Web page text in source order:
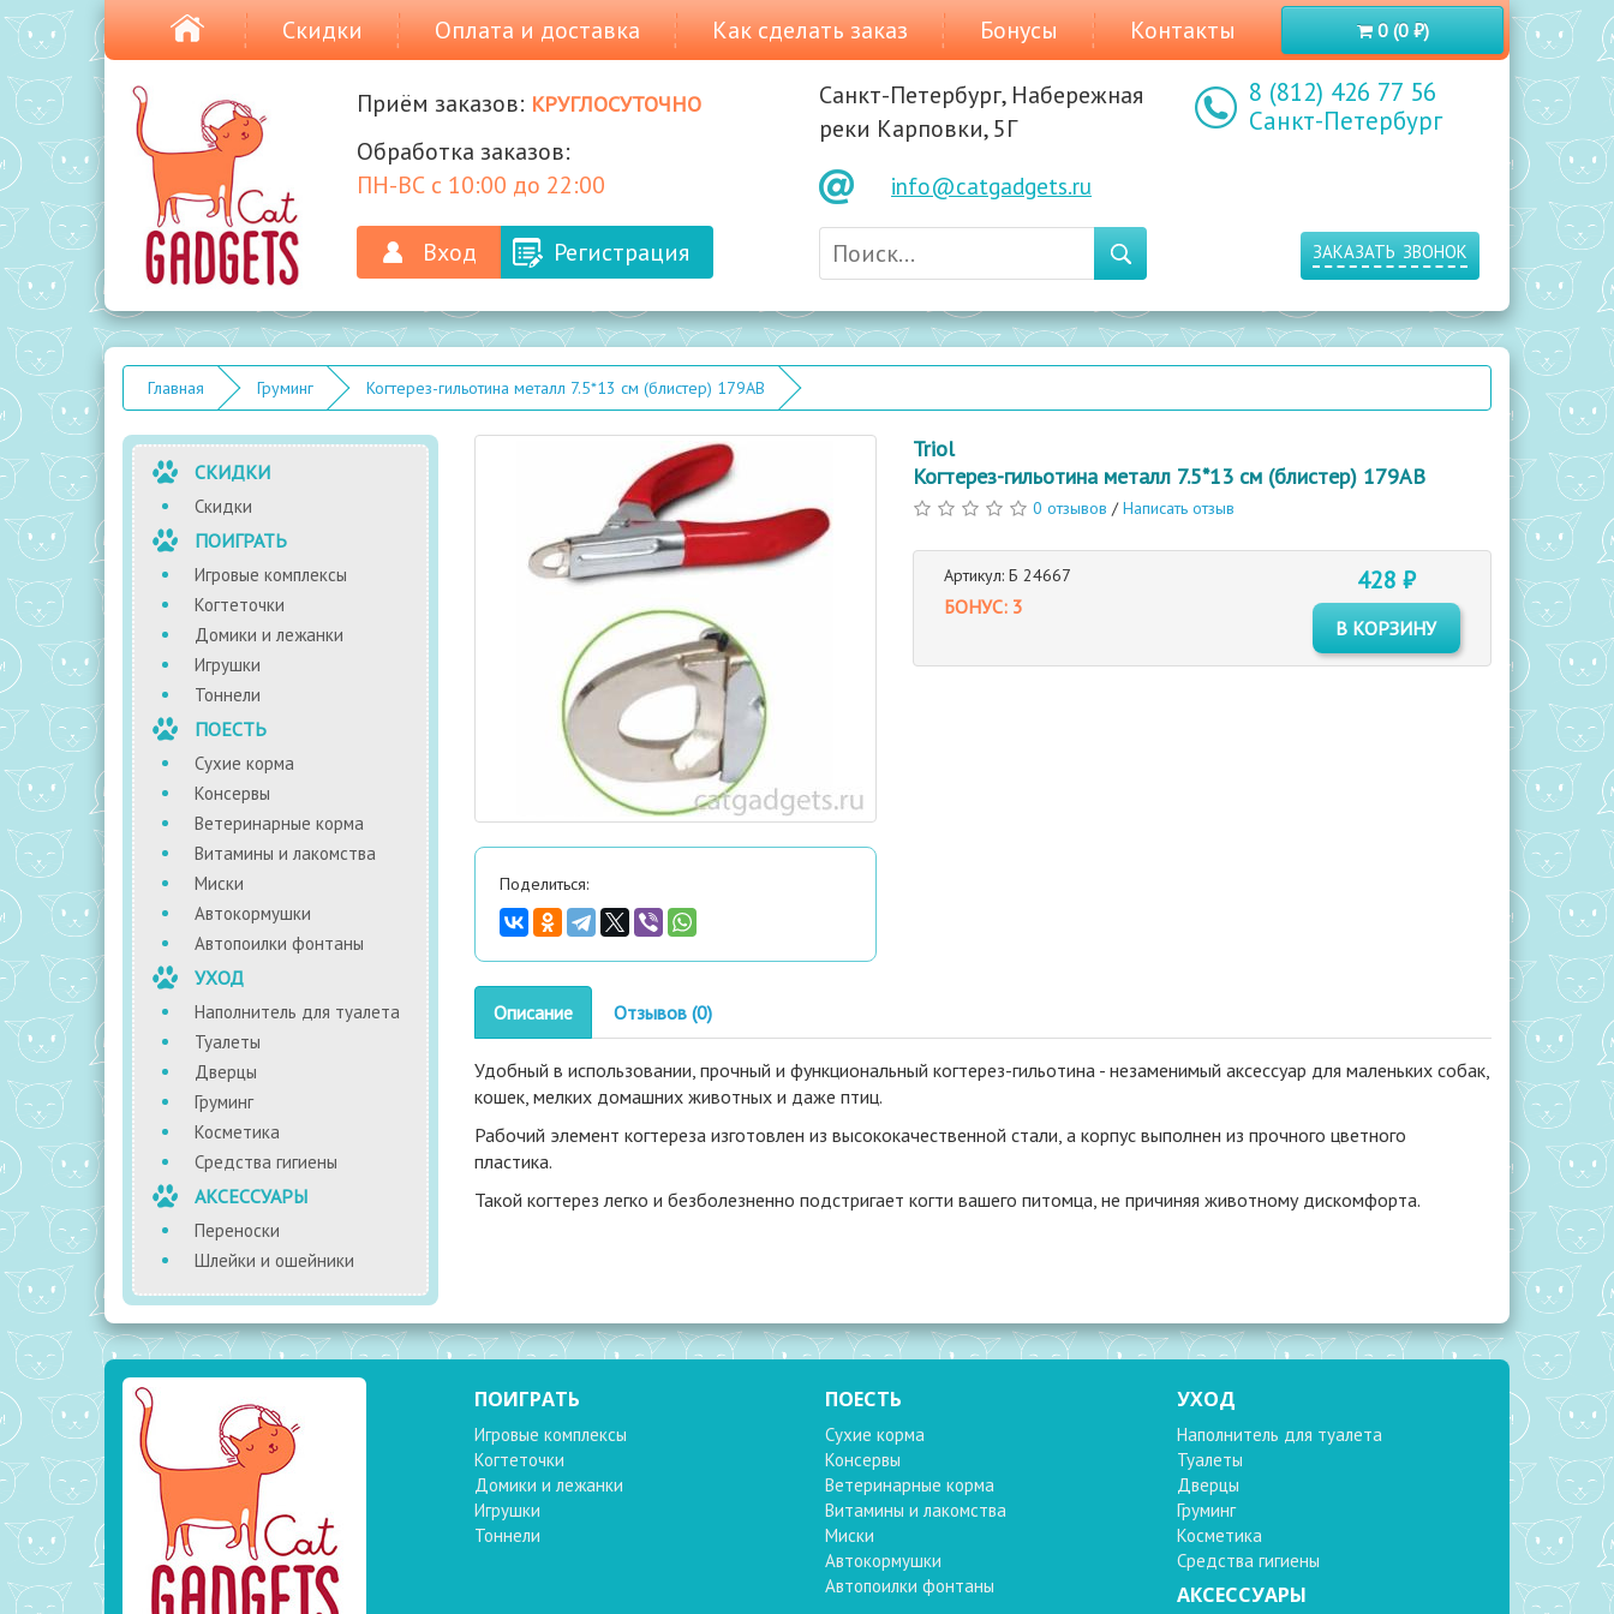
0 (0 ₽)
Скидки Оплата и доставка Как сделать заказ Бонусы Контакты
Приём заказов: круглосуточно
Обработка заказов:
ПН-ВС с 10:00 до 22:00
Вход Регистрация
Санкт-Петербург, Набережная
реки Карповки, 5Г
info@catgadgets.ru
8 (812) 426 77 56
Санкт-Петербург
заказать звонок
Главная Груминг Когтерез-гильотина металл 7.5*13 см (блистер) 179AB
СКИДКИ
Скидки
ПОИГРАТЬ
Игровые комплексы
Когтеточки
Домики и лежанки
Игрушки
Тоннели
ПОЕСТЬ
Сухие корма
Консервы
Ветеринарные корма
Витамины и лакомства
Миски
Автокормушки
Автопоилки фонтаны
УХОД
Наполнитель для туалета
Туалеты
Дверцы
Груминг
Косметика
Средства гигиены
АКСЕССУАРЫ
Переноски
Шлейки и ошейники
Поделиться:
Triol
Когтерез-гильотина металл 7.5*13 см (блистер) 179AB
0 отзывов /Написать отзыв
Артикул: Б 24667
БОНУС: 3
428 ₽
В КОРЗИНУ
Описание Отзывов (0)
Удобный в использовании, прочный и функциональный когтерез-гильотина - незаменимый аксессуар для маленьких собак,
кошек, мелких домашних животных и даже птиц.
Рабочий элемент когтереза изготовлен из высококачественной стали, а корпус выполнен из прочного цветного
пластика.
Такой когтерез легко и безболезненно подстригает когти вашего питомца, не причиняя животному дискомфорта.
ПОИГРАТЬ
Игровые комплексы
Когтеточки
Домики и лежанки
Игрушки
Тоннели
ПОЕСТЬ
Сухие корма
Консервы
Ветеринарные корма
Витамины и лакомства
Миски
Автокормушки
Автопоилки фонтаны
УХОД
Наполнитель для туалета
Туалеты
Дверцы
Груминг
Косметика
Средства гигиены
АКСЕССУАРЫ